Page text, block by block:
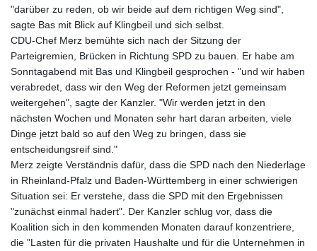
"darüber zu reden, ob wir beide auf dem richtigen Weg sind",
sagte Bas mit Blick auf Klingbeil und sich selbst.
CDU-Chef Merz bemühte sich nach der Sitzung der
Parteigremien, Brücken in Richtung SPD zu bauen. Er habe am
Sonntagabend mit Bas und Klingbeil gesprochen - "und wir haben
verabredet, dass wir den Weg der Reformen jetzt gemeinsam
weitergehen", sagte der Kanzler. "Wir werden jetzt in den
nächsten Wochen und Monaten sehr hart daran arbeiten, viele
Dinge jetzt bald so auf den Weg zu bringen, dass sie
entscheidungsreif sind."
Merz zeigte Verständnis dafür, dass die SPD nach den Niederlage
in Rheinland-Pfalz und Baden-Württemberg in einer schwierigen
Situation sei: Er verstehe, dass die SPD mit den Ergebnissen
"zunächst einmal hadert". Der Kanzler schlug vor, dass die
Koalition sich in den kommenden Monaten darauf konzentriere,
die "Lasten für die privaten Haushalte und für die Unternehmen in